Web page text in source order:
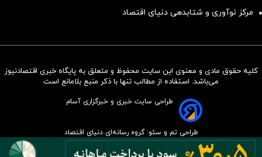
سرمایه‌گذاری همسنگ با شاخص
مرکز نوآوری و شتابدهی دنیای اقتصاد
کلیه حقوق مادی و معنوی این سایت محفوظ و متعلق به پایگاه خبری اقتصادنیوز
می‌باشد. استفاده از مطالب تنها با ذکر منبع بلامانع است
طراحی سایت خبری و خبرگزاری آسام
طراحی تم و سئو: گروه رسانه‌ای دنیای اقتصاد